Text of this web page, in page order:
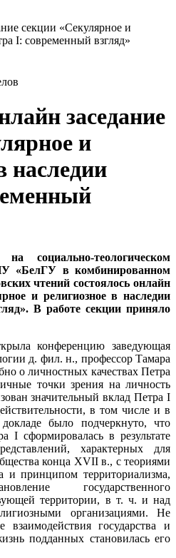
заседание
и
наследии
социально-теологическом
«БелГУ в комбинированном
чтений состоялось онлайн
и религиозное в наследии
В работе секции приняло
конференцию заведующая
д. фил. н., профессор Тамара
о личностных качествах Петра
точки зрения на личность
значительный вклад Петра I
в том числе и в
было подчеркнуто, что
I сформировалась в результате
характерных для
конца XVII в., с теориями
и принципом территориализма,
государственного
территории, в т. ч. и над
организациями. Не
взаимодействия государства и
подданных становилась его